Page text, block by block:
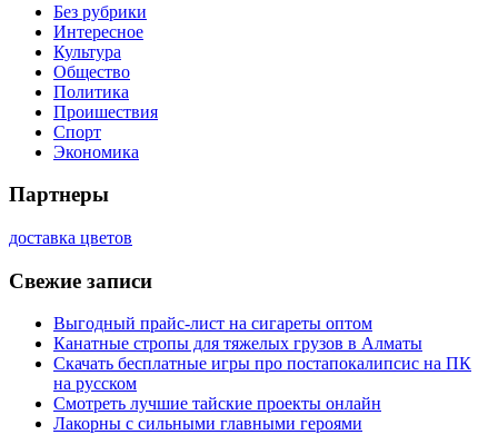
Без рубрики
Интересное
Культура
Общество
Политика
Проишествия
Спорт
Экономика
Партнеры
доставка цветов
Свежие записи
Выгодный прайс-лист на сигареты оптом
Канатные стропы для тяжелых грузов в Алматы
Скачать бесплатные игры про постапокалипсис на ПК
на русском
Смотреть лучшие тайские проекты онлайн
Лакорны с сильными главными героями